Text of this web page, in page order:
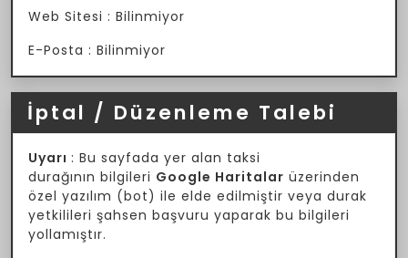
Web Sitesi : Bilinmiyor
E-Posta : Bilinmiyor
İptal / Düzenleme Talebi
Uyarı : Bu sayfada yer alan taksi
durağının bilgileri Google Haritalar üzerinden
özel yazılım (bot) ile elde edilmiştir veya durak
yetkilileri şahsen başvuru yaparak bu bilgileri
yollamıştır.